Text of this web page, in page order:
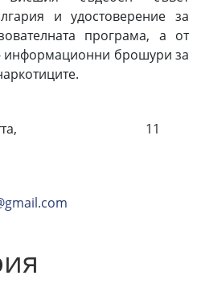
и удостоверение за
програма, а от
информационни брошури за
11